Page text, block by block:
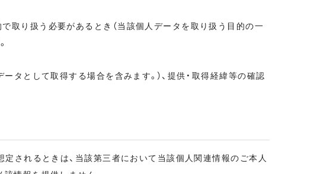
り扱う必要があるとき（当該個人データを取り扱う目的の一
タとして取得する場合を含みます。）、提供・取得経緯等の確認
定されるときは、当該第三者において当該個人関連情報のご本人